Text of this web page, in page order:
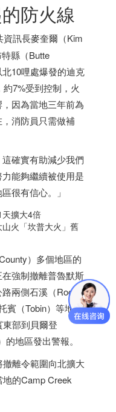
防火線
訊長麥奎爾（Kim
縣（Butte
10哩處爆發的迪克
7%受到控制，火
因為當地三年前為
消防員只需做補
確實有助減少我們
能夠繼續被使用是
很有信心。」
山火「坎普大火」舊
）多個地區的
強制撤離普魯默斯
兩側石溪（Rock
賓（Tobin）等地區
部到貝爾登
的地區發出警報。
離令範圍向北擴大
的Camp Creek